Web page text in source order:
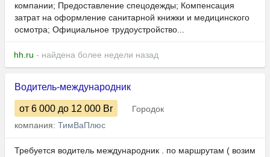
компании; Предоставление спецодежды; Компенсация
затрат на оформление санитарной книжки и медицинского
осмотра; Официальное трудоустройство...
hh.ru - найдена более недели назад
Водитель-международник
от 6 000 до 12 000 Br
Городок
компания: ТимВаПлюс
Требуется водитель международник . по маршрутам ( возим